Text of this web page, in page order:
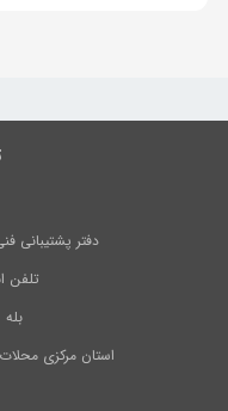
دفتر پشتیبانی
تلفن
بله
استان مرکزی